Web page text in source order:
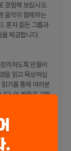
경험해 보십시오.
음악이 함께하는
. 혼자 듣든 그룹과
제공합니다.
려하도록 만들어
을 읽고 묵상하십
기를 통해 여러분
다. 이 계획은 교회
시오. 이 기능은